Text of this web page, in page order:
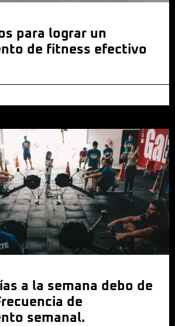
para lograr un
de fitness efectivo
a la semana debo de
de
semanal.